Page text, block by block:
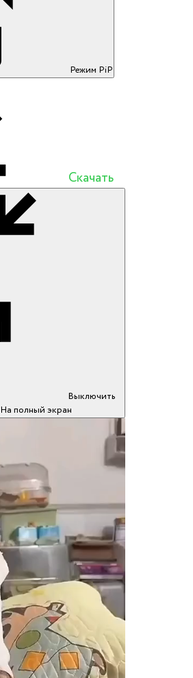
Режим PiP
Скачать
Выключить
На полный экран